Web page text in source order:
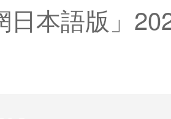
日本語版」